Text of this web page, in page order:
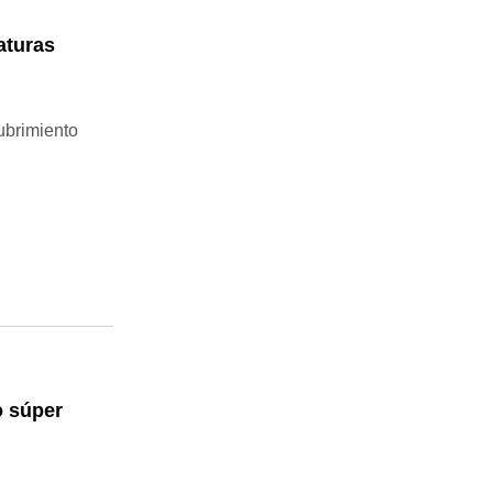
súper